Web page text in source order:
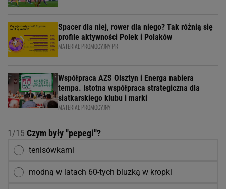
Spacer dla niej, rower dla niego? Tak różnią się
profile aktywności Polek i Polaków
MATERIAŁ PROMOCYJNY PR
Współpraca AZS Olsztyn i Energa nabiera
tempa. Istotna współpraca strategiczna dla
siatkarskiego klubu i marki
MATERIAŁ PROMOCYJNY
1/15 Czym były ''pepegi''?
tenisówkami
modną w latach 60-tych bluzką w kropki